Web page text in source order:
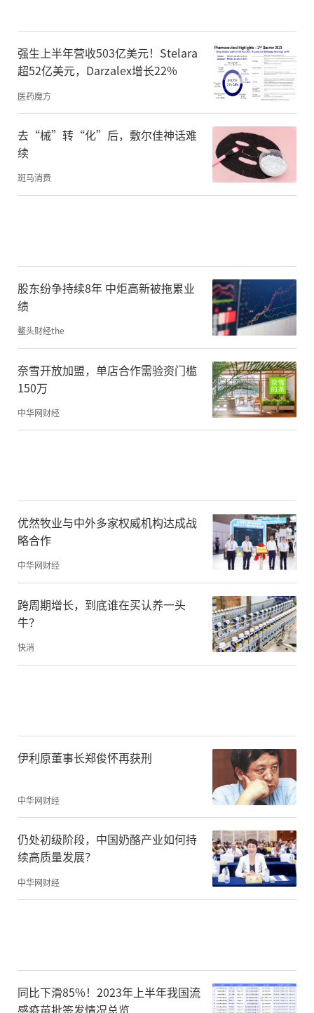
拟货币兴起早期，市场上充斥着不计其数的I
CO（首次代币发行），也是基于同样的逻
辑。在ICO的吸引力日渐式微之后，“空
投”等概念又随之而来。花样百出的背后，
其实是比尔·盖茨所言的“博傻理论”：成
为傻瓜并不可怕，可怕的是成为最后一个傻
瓜，所以需要吸引更多傻瓜。
聪明的币圈操盘手们后来发现，“空投”虽
然免费赠送虚拟货币，但正因为是“免
费”的，反而容易让“新投资人”没那么重
视。为了让虚拟货币这一庞氏骗局维系下
去，币圈想方设法为其增加了各种各样的包
装，近期大热的“X2E”模式就是最新的一件
皇帝新衣。
赚)、P2E（Play to Earn，边玩边赚）等。
“一边跑步、一边赚钱”，看似迷人的商业
模式，其实是项目方的一种钓鱼策略，其背
后隐藏的陷阱是：虚拟货币的产生（特别是
不需要挖矿的代币）是毫无成本的。X2E实际
上就是“空投”（指提供免费的加密货币)，
目的还是要将用户吸引到权益的炒作交易中
权益型庞氏骗局能够持续的核心条件就是要
不断地有新增用户加入，并持续进行交易，
只有这样，权益的价格才能稳定，当每日新
增用户和交易量达到一定程度时，价格就会
破绽，一切都没有问题。
强生上半年营收503亿美元！Stelara
超52亿美元，Darzalex增长22%
医药魔方
去“械”转“化”后，敷尔佳神话难
续
斑马消费
股东纷争持续8年 中炬高新被拖累业
绩
鳌头财经the
奈雪开放加盟，单店合作需验资门槛
150万
中华网财经
优然牧业与中外多家权威机构达成战
略合作
中华网财经
跨周期增长，到底谁在买认养一头
牛？
快消
伊利原董事长郑俊怀再获刑
中华网财经
仍处初级阶段，中国奶酪产业如何持
续高质量发展？
中华网财经
同比下滑85%！2023年上半年我国流
感疫苗批签发情况总览